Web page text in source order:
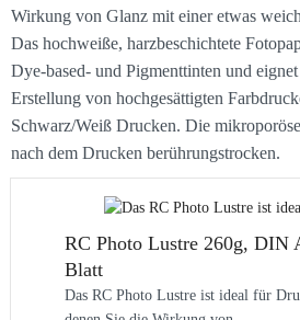
Wirkung von Glanz mit einer etwas
Das hochweiße, harzbeschichtete
Dye-based- und Pigmenttinten und
Erstellung von hochgesättigten
Schwarz/Weiß Drucken. Die
nach dem Drucken berührungstrocken.
RC Photo Lustre 260g, DIN
Blatt
Das RC Photo Lustre ist ideal für